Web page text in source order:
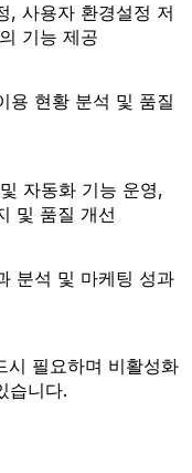
, 사용자 환경설정 저
기능 제공
용 현황 분석 및 품질
자동화 기능 운영,
및 품질 개선
분석 및 마케팅 성과
시 필요하며 비활성화
습니다.